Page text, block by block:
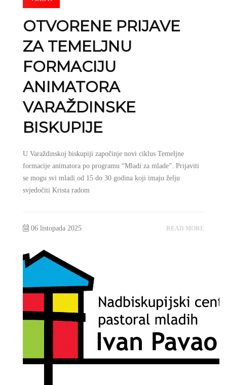
OTVORENE PRIJAVE
ZA TEMELJNU
FORMACIJU
ANIMATORA
VARAŽDINSKE
BISKUPIJE
U Varaždinskoj biskupiji započinje novi ciklus Temeljne
formacije animatora po programu “Mladi za mlade”. Prijaviti
se mogu svi mladi od 15 do 30 godina koji imaju želju
svjedočiti Krista radom
06 listopada 2025 READ MORE